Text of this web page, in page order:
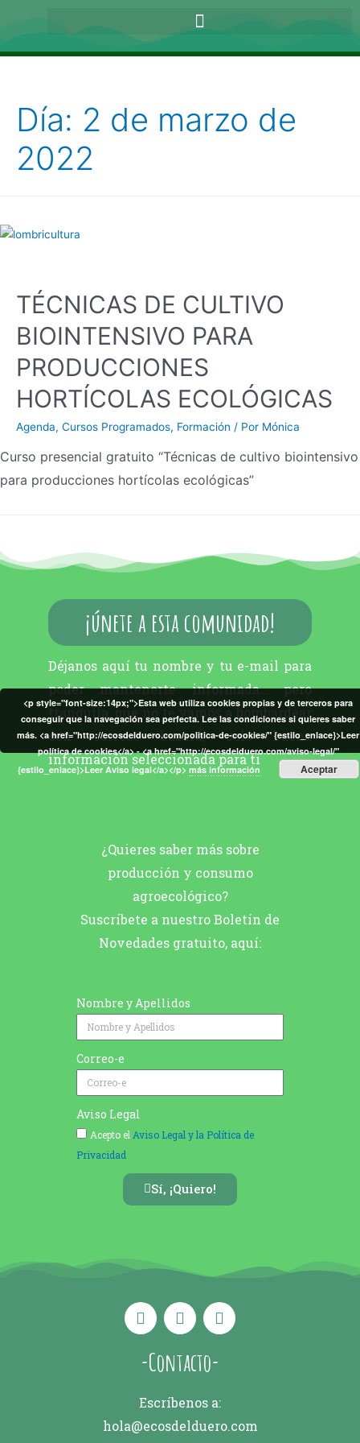
Día: 2 de marzo de
2022
TÉCNICAS DE CULTIVO
BIOINTENSIVO PARA
PRODUCCIONES
HORTÍCOLAS ECOLÓGICAS
Agenda, Cursos Programados, Formación / Por Mónica
Curso presencial gratuito “Técnicas de cultivo biointensivo
para producciones hortícolas ecológicas”
¡únete a esta comunidad!
Déjanos aquí tu nombre y tu e-mail para
poder mantenerte informada… pero
tranquila, que no te vamos a bombardear
con correos basura, solo buena
información seleccionada para ti
¿Quieres saber más sobre
producción y consumo
agroecológico?
Suscríbete a nuestro Boletín de
Novedades gratuito, aquí:
Nombre y Apellidos
Correo-e
Aviso Legal
Acepto el Aviso Legal y la Política de
Privacidad
Sí, ¡Quiero!
-Contacto-
Escríbenos a:
hola@ecosdelduero.com
<p style="font-size:14px;">Esta web utiliza cookies propias y de terceros para
conseguir que la navegación sea perfecta. Lee las condiciones si quieres saber
más. <a href="http://ecosdelduero.com/politica-de-cookies/" {estilo_enlace}>Leer
política de cookies</a> - <a href="http://ecosdelduero.com/aviso-legal/"
{estilo_enlace}>Leer Aviso legal</a></p> más información Aceptar